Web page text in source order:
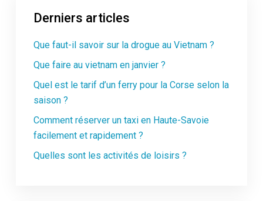
Derniers articles
Que faut-il savoir sur la drogue au Vietnam ?
Que faire au vietnam en janvier ?
Quel est le tarif d’un ferry pour la Corse selon la
saison ?
Comment réserver un taxi en Haute-Savoie
facilement et rapidement ?
Quelles sont les activités de loisirs ?